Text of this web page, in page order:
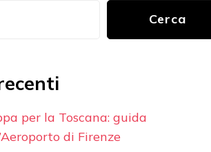
Cerca
per la Toscana: guida
di Firenze